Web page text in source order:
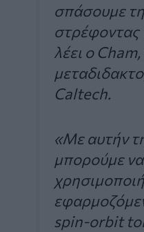
σπάσουμε
λέει ο
Caltech.
«Με αυτήν
μπορούμε να
spin-orbit